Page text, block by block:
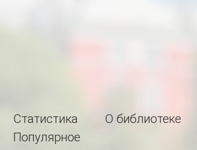
Статистика
Популярное
О библиотеке